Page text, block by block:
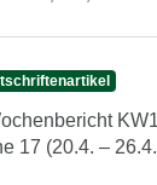
17 (20.4. –